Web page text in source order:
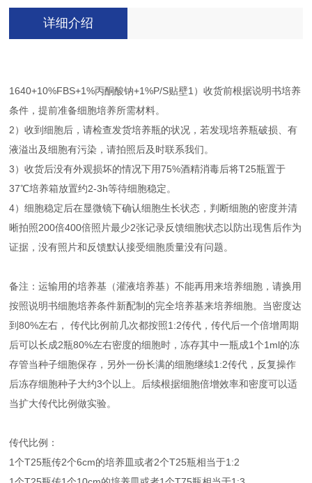
详细介绍
1640+10%FBS+1%丙酮酸钠+1%P/S贴壁1）收货前根据说明书培养
条件，提前准备细胞培养所需材料。
2）收到细胞后，请检查发货培养瓶的状况，若发现培养瓶破损、有
液溢出及细胞有污染，请拍照后及时联系我们。
3）收货后没有外观损坏的情况下用75%酒精消毒后将T25瓶置于
37℃培养箱放置约2-3h等待细胞稳定。
4）细胞稳定后在显微镜下确认细胞生长状态，判断细胞的密度并清
晰拍照200倍400倍照片最少2张记录反馈细胞状态以防出现售后作为
证据，没有照片和反馈默认接受细胞质量没有问题。
备注：运输用的培养基（灌液培养基）不能再用来培养细胞，请换用
按照说明书细胞培养条件新配制的完全培养基来培养细胞。当密度达
到80%左右， 传代比例前几次都按照1:2传代，传代后一个倍增周期
后可以长成2瓶80%左右密度的细胞时，冻存其中一瓶成1个1ml的冻
存管当种子细胞保存，另外一份长满的细胞继续1:2传代，反复操作
后冻存细胞种子大约3个以上。后续根据细胞倍增效率和密度可以适
当扩大传代比例做实验。
传代比例：
1个T25瓶传2个6cm的培养皿或者2个T25瓶相当于1:2